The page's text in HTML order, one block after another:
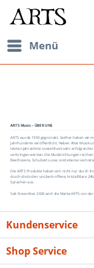
Menü
ARTS Music – ÜBER UNS
ARTS wurde 1993 gegründet. Seither haben wir
Jahrhunderte veröffentlicht. Neben Alter Musik
letzten Jahrzehnte sowie Musik sehr
verbringen werden. Die Musikrichtungen
Beethovens, Schuberts usw. sind ebenso
Die ARTS Produkte heben sich nicht nur durch
durch die bisher unübertroffene, kristallklare
Sprachen aus.
Seit November 2026 wird die Marke ARTS von
Kundenservice
Shop Service